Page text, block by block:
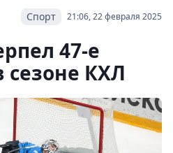
21:06, 22 февраля 2025
Спорт
47-е
сезоне КХЛ